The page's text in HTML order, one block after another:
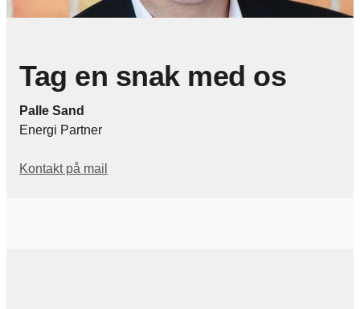
Tag en snak med os
Palle Sand
Energi Partner
Kontakt på mail